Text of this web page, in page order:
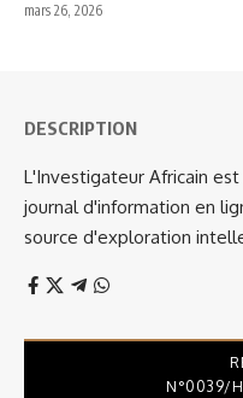
mars 26, 2026
DESCRIPTION
L'Investigateur Africain
journal d'information en
source d'exploration
N°0039/